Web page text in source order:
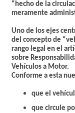
“hecho de la
meramente
Uno de los ejes
del concepto de
rango legal en el
sobre
Vehículos a Motor.
Conforme a esta
que el
que circule